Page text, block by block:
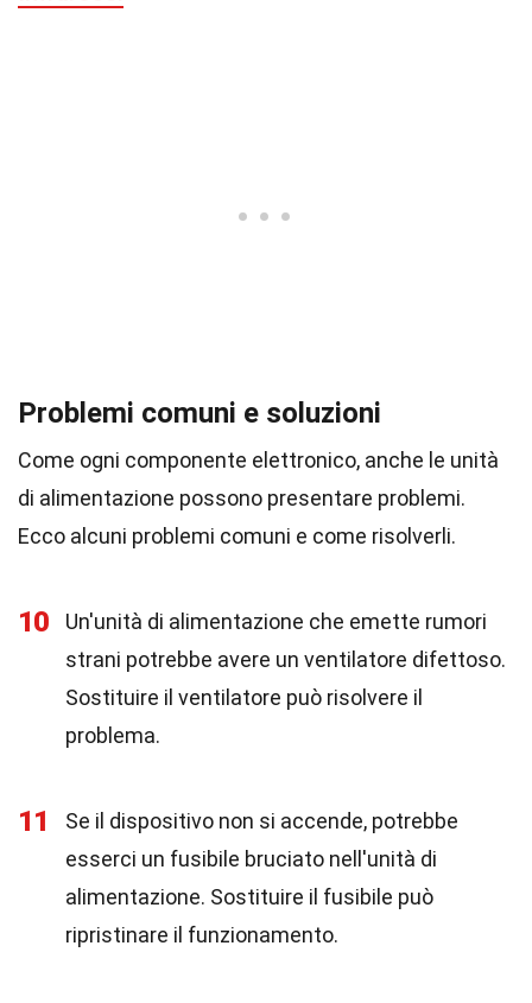
Problemi comuni e soluzioni
Come ogni componente elettronico, anche le unità
di alimentazione possono presentare problemi.
Ecco alcuni problemi comuni e come risolverli.
10
Un'unità di alimentazione che emette rumori
strani potrebbe avere un ventilatore difettoso.
Sostituire il ventilatore può risolvere il
problema.
11
Se il dispositivo non si accende, potrebbe
esserci un fusibile bruciato nell'unità di
alimentazione. Sostituire il fusibile può
ripristinare il funzionamento.